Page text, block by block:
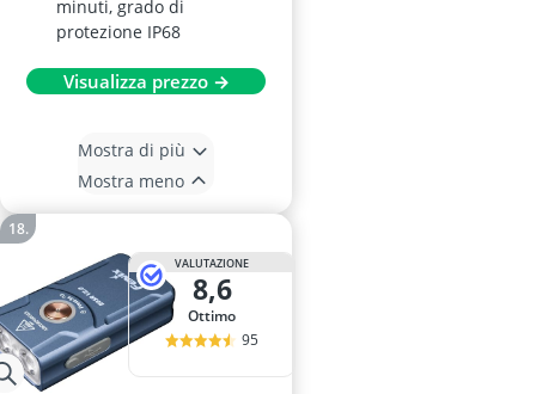
minuti, grado di
protezione IP68
Visualizza prezzo →
Mostra di più
Mostra meno
VALUTAZIONE
8,6
Ottimo
95